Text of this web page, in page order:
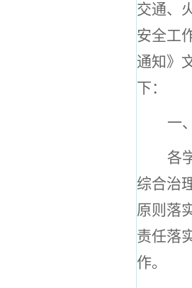
交通、
安全工
通知》
下：
一
各
综合治
原则落
责任落
作。